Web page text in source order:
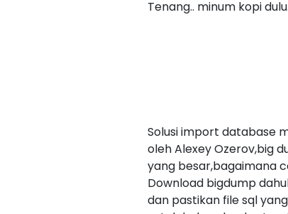
Tenang.. minum kopi
Solusi import database
oleh Alexey Ozerov,big
yang besar,bagaimana
Download bigdump
dan pastikan file sql